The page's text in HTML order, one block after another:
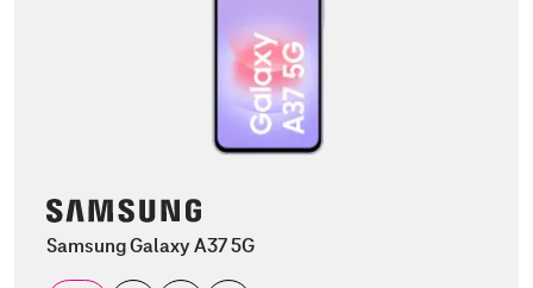
Samsung Galaxy A37 5G